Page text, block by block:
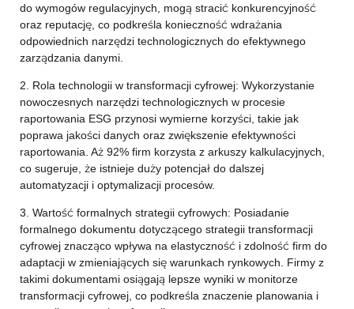
do wymogów regulacyjnych, mogą stracić konkurencyjność
oraz reputację, co podkreśla konieczność wdrażania
odpowiednich narzędzi technologicznych do efektywnego
zarządzania danymi.
2. Rola technologii w transformacji cyfrowej: Wykorzystanie
nowoczesnych narzędzi technologicznych w procesie
raportowania ESG przynosi wymierne korzyści, takie jak
poprawa jakości danych oraz zwiększenie efektywności
raportowania. Aż 92% firm korzysta z arkuszy kalkulacyjnych,
co sugeruje, że istnieje duży potencjał do dalszej
automatyzacji i optymalizacji procesów.
3. Wartość formalnych strategii cyfrowych: Posiadanie
formalnego dokumentu dotyczącego strategii transformacji
cyfrowej znacząco wpływa na elastyczność i zdolność firm do
adaptacji w zmieniających się warunkach rynkowych. Firmy z
takimi dokumentami osiągają lepsze wyniki w monitorze
transformacji cyfrowej, co podkreśla znaczenie planowania i